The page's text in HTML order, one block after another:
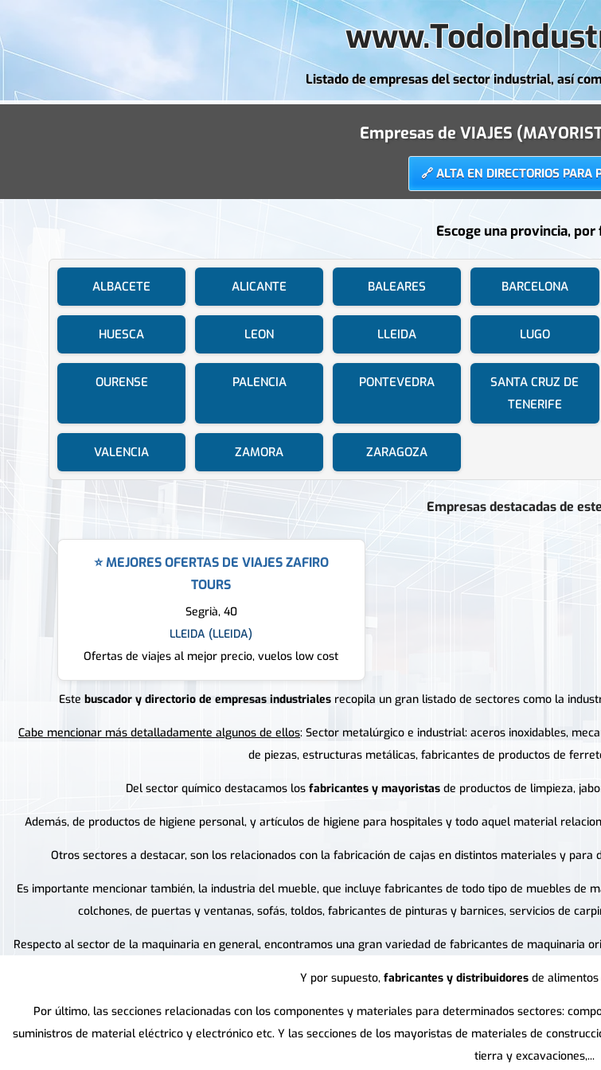
Listado de empresas del sector industrial, así
Empresas de VIAJES
🔗 ALTA EN DIRECTORIOS PARA
Escoge una provincia,
ALBACETE ALICANTE BALEARES BARCELONA
HUESCA LEON LLEIDA LUGO
OURENSE PALENCIA PONTEVEDRA
SANTA CRUZ DE
TENERIFE
VALENCIA ZAMORA ZARAGOZA
Empresas destacadas de
⭐ MEJORES OFERTAS DE VIAJES ZAFIRO
TOURS
Segrià, 40
LLEIDA (LLEIDA)
Ofertas de viajes al mejor precio, vuelos low cost
Estebuscador y directorio de empresas industriales recopila un gran listado de sectores como la
Cabe mencionar más detalladamente algunos de ellos: Sector metalúrgico e industrial: aceros inoxidables,
de piezas, estructuras metálicas, fabricantes de productos de
Del sector químico destacamos losfabricantes y mayoristas de productos de limpieza,
Además, de productos de higiene personal, y artículos de higiene para hospitales y todo aquel material
Otros sectores a destacar, son los relacionados con la fabricación de cajas en distintos materiales y
Es importante mencionar también, la industria del mueble, que incluye fabricantes de todo tipo de muebles de
colchones, de puertas y ventanas, sofás, toldos, fabricantes de pinturas y barnices, servicios de
Respecto al sector de la maquinaria en general, encontramos una gran variedad de fabricantes de maquinaria
Y por supuesto, fabricantes y distribuidoresde alimentos
Por último, las secciones relacionadas con los componentes y materiales para determinados sectores:
suministros de material eléctrico y electrónico etc. Y las secciones de los mayoristas de materiales de
tierra y excavaciones,...